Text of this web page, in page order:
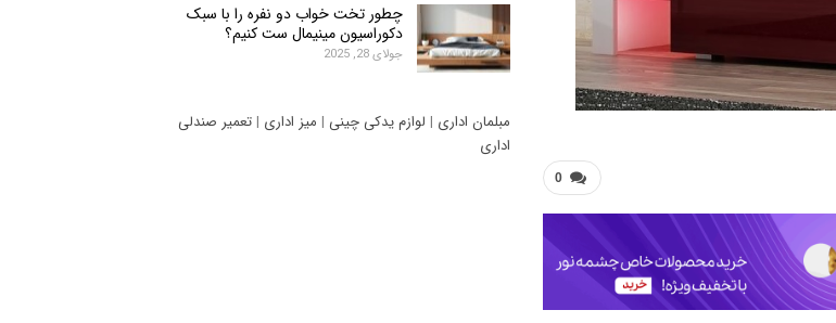
0
چطور تخت خواب دو نفره را با سبک
دکوراسیون مینیمال ست کنیم؟
جولای 28, 2025
مبلمان اداری | لوازم یدکی چینی | میز اداری | تعمیر صندلی
اداری